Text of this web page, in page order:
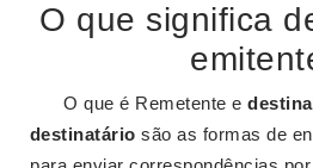
O que significa
O que é Remetente e
destinatário são as formas de